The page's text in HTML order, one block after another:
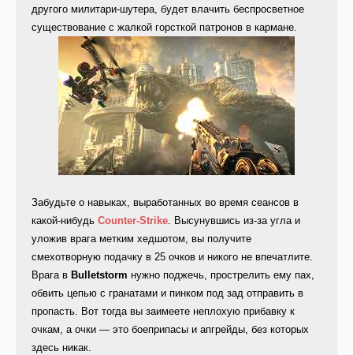
другого милитари-шутера, будет влачить беспросветное
существование с жалкой горсткой патронов в кармане.
Забудьте о навыках, выработанных во время сеансов в
какой-нибудь Counter-Strike. Высунувшись из-за угла и
уложив врага метким хедшотом, вы получите
смехотворную подачку в 25 очков и никого не впечатлите.
Врага в Bulletstorm нужно поджечь, прострелить ему пах,
обвить цепью с гранатами и пинком под зад отправить в
пропасть. Вот тогда вы заимеете неплохую прибавку к
очкам, а очки — это боеприпасы и апгрейды, без которых
здесь никак.